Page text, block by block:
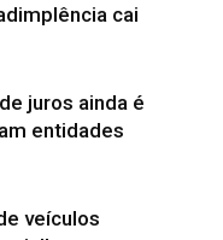
cai
juros ainda é
entidades
veículos